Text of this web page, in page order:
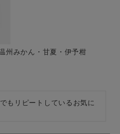
州みかん・甘夏・伊予柑
もリピートしているお気に